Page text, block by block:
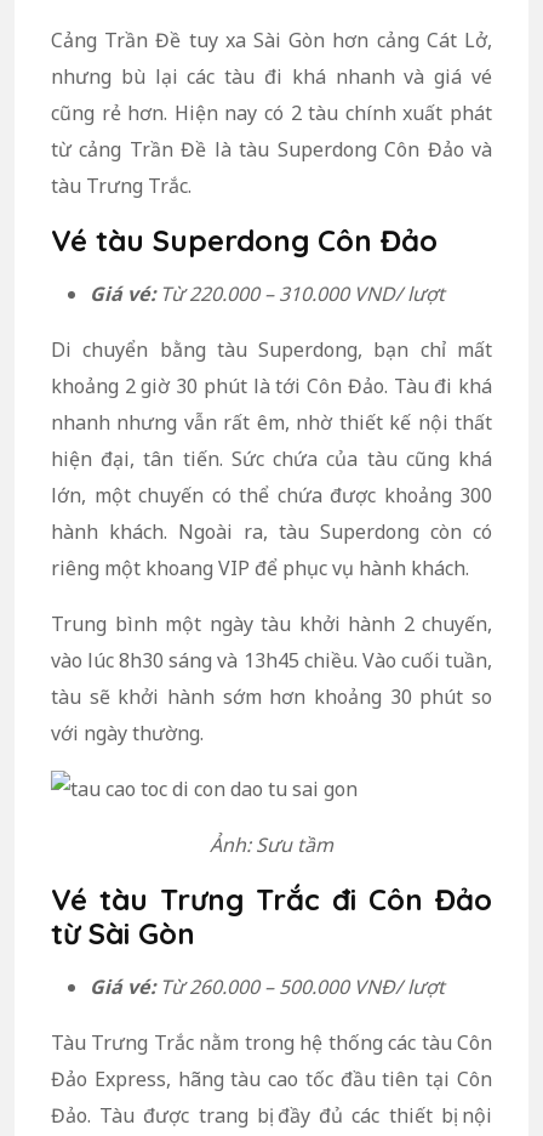
Cảng Trần Đề tuy xa Sài Gòn hơn cảng Cát Lở,
nhưng bù lại các tàu đi khá nhanh và giá vé
cũng rẻ hơn. Hiện nay có 2 tàu chính xuất phát
từ cảng Trần Đề là tàu Superdong Côn Đảo và
tàu Trưng Trắc.
Vé tàu Superdong Côn Đảo
Giá vé:Từ 220.000 – 310.000 VND/ lượt
Di chuyển bằng tàu Superdong, bạn chỉ mất
khoảng 2 giờ 30 phút là tới Côn Đảo. Tàu đi khá
nhanh nhưng vẫn rất êm, nhờ thiết kế nội thất
hiện đại, tân tiến. Sức chứa của tàu cũng khá
lớn, một chuyến có thể chứa được khoảng 300
hành khách. Ngoài ra, tàu Superdong còn có
riêng một khoang VIP để phục vụ hành khách.
Trung bình một ngày tàu khởi hành 2 chuyến,
vào lúc 8h30 sáng và 13h45 chiều. Vào cuối tuần,
tàu sẽ khởi hành sớm hơn khoảng 30 phút so
với ngày thường.
Ảnh: Sưu tầm
Vé tàu Trưng Trắc đi Côn Đảo
từ Sài Gòn
Giá vé:Từ 260.000 – 500.000 VNĐ/ lượt
Tàu Trưng Trắc nằm trong hệ thống các tàu Côn
Đảo Express, hãng tàu cao tốc đầu tiên tại Côn
Đảo. Tàu được trang bị đầy đủ các thiết bị nội